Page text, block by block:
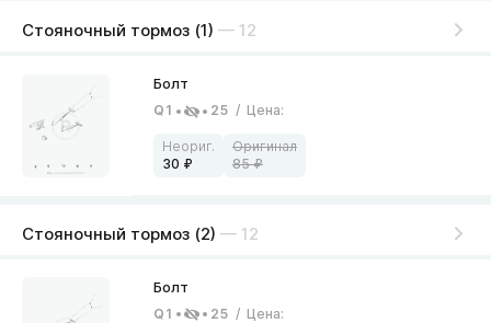
Стояночный тормоз (1) — 12
Q1 25 / Цена:
30 85
Стояночный тормоз (2) — 12
Q1 25 / Цена: